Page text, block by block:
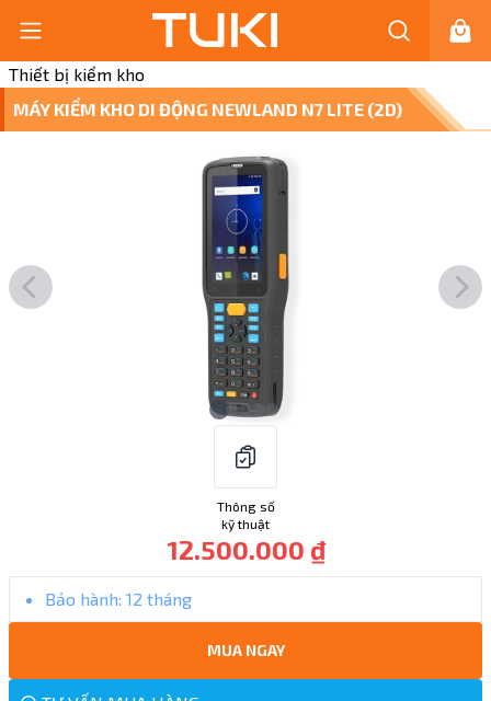
Thiết bị kiểm kho
MÁY KIỂM KHO DI ĐỘNG NEWLAND N7 LITE (2D)
Thông số
kỹ thuật
12.500.000 ₫
Bảo hành: 12 tháng
MUA NGAY